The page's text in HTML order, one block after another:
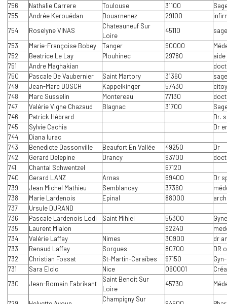
756
Nathalie Carrere Toulouse 31100
755
Andrée Kerouédan Douarnenez 29100
754
Roselyne VINAS
Chateauneuf Sur
Loire
45110
753
Marie-Françoise Bobey Tanger 90000
752
Beatrice Le Lay Plouhinec 29780
751
Andre Maghakian
750
Pascale De Vaubernier Saint Martory 31360
749
Jean-Marc DOSCH Kappelkinger 57430
748
Marc Susselin Montereau 77130
747
Valérie Vigne Chazaud Blagnac 31700
746
Patrick Hébrard
Dr.
745
Sylvie Cachia
Dr
744
Diana Iurac
743
Benedicte Dassonville Beaufort En Vallée 49250
Dr
742
Gerard Delepine Drancy 93700
741
Chantal Schwentzel
67120
740
Gerard LANZ Arnas 69400
Dr
739
Jean Michel Mathieu Semblancay 37360
738
Marie Lardenois Epinal 88000
737
Ursule DURAND
736
Pascale Lardenois Lodi Saint Mihiel 55300
735
Laurent Mialon 92240
734
Valérie Laffay Nimes 30900
dr
733
Renaud Laffay Sorgues 80700
DR
732
Christian Fossat St-Martin-Caraïbes 97150
731
Sara Elclc Nice O60001
730
Jean-Romain Fabrikant
Saint Benoit Sur
Loire
45730
Champigny Sur